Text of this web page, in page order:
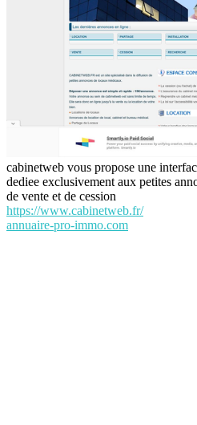
cabinetweb vous propose une
dediee exclusivement aux petites
de vente et de cession
https://www.cabinetweb.fr/
annuaire-pro-immo.com